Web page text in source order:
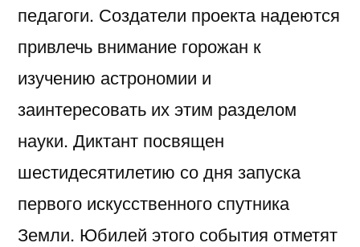
педагоги. Создатели проекта надеются
привлечь внимание горожан к
изучению астрономии и
заинтересовать их этим разделом
науки. Диктант посвящен
шестидесятилетию со дня запуска
первого искусственного спутника
Земли. Юбилей этого события отметят